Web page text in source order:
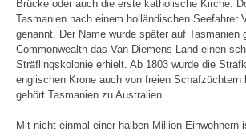
Brücke oder auch die erste katholische Kirche.
Tasmanien nach einem holländischen Seefahrer
genannt. Der Name wurde später auf Tasmanien
Commonwealth das Van Diemens Land einen
Sträflingskolonie erhielt. Ab 1803 wurde die
englischen Krone auch von freien Schafzüchtern
gehört Tasmanien zu Australien.
Mit nicht einmal einer halben Million Einwohnern